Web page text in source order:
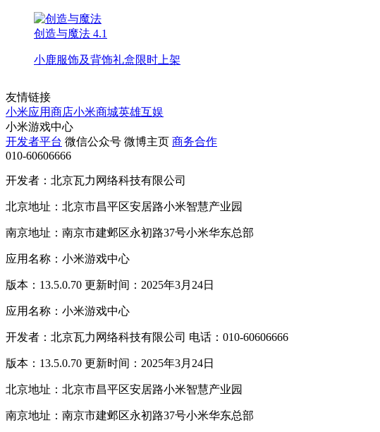
创造与魔法 4.1
小鹿服饰及背饰礼盒限时上架
友情链接
小米应用商店小米商城英雄互娱
小米游戏中心
开发者平台 微信公众号 微博主页 商务合作
010-60606666
开发者：北京瓦力网络科技有限公司
北京地址：北京市昌平区安居路小米智慧产业园
南京地址：南京市建邺区永初路37号小米华东总部
应用名称：小米游戏中心
版本：13.5.0.70 更新时间：2025年3月24日
应用名称：小米游戏中心
开发者：北京瓦力网络科技有限公司 电话：010-60606666
版本：13.5.0.70 更新时间：2025年3月24日
北京地址：北京市昌平区安居路小米智慧产业园
南京地址：南京市建邺区永初路37号小米华东总部